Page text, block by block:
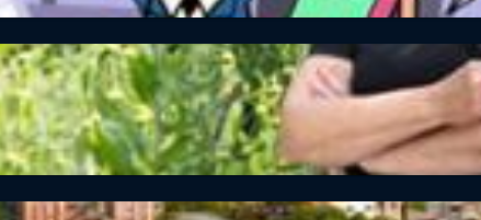
/ Der Fluch des Pharao / Reise in die Tiefe
Naturgarten